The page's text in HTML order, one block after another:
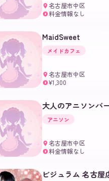
名古屋市中区
¥ 料金情報なし
MaidSweet
メイドカフェ
名古屋市中区
¥ ¥1,300
大人のアニソンバ
アニソン
名古屋市中区
¥ 料金情報なし
ビジュラム 名古屋